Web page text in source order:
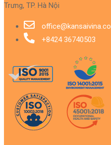
Trưng, TP. Hà Nội
+8424 36740503